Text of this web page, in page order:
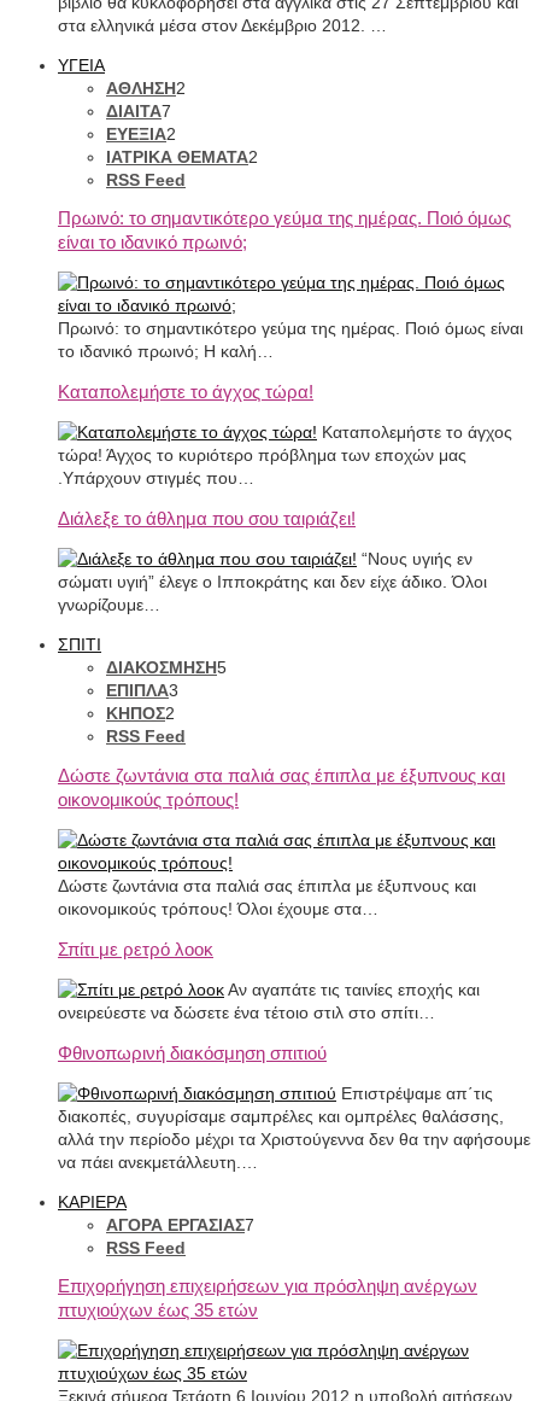
στα ελληνικά μέσα στον Δεκέμβριο 2012. …
ΥΓΕΙΑ
ΑΘΛΗΣΗ2
ΔΙΑΙΤΑ7
ΕΥΕΞΙΑ2
ΙΑΤΡΙΚΑ ΘΕΜΑΤΑ2
RSS Feed
Πρωινό: το σημαντικότερο γεύμα της ημέρας. Ποιό όμως
είναι το ιδανικό πρωινό;
Πρωινό: το σημαντικότερο γεύμα της ημέρας. Ποιό όμως είναι
το ιδανικό πρωινό; Η καλή…
Καταπολεμήστε το άγχος τώρα!
Καταπολεμήστε το άγχος
τώρα! Άγχος το κυριότερο πρόβλημα των εποχών μας
.Υπάρχουν στιγμές που…
Διάλεξε το άθλημα που σου ταιριάζει!
“Νους υγιής εν
σώματι υγιή” έλεγε ο Ιπποκράτης και δεν είχε άδικο. Όλοι
γνωρίζουμε…
ΣΠΙΤΙ
ΔΙΑΚΟΣΜΗΣΗ5
ΕΠΙΠΛΑ3
ΚΗΠΟΣ2
RSS Feed
Δώστε ζωντάνια στα παλιά σας έπιπλα με έξυπνους και
οικονομικούς τρόπους!
Δώστε ζωντάνια στα παλιά σας έπιπλα με έξυπνους και
οικονομικούς τρόπους! Όλοι έχουμε στα…
Σπίτι με ρετρό λοοκ
Αν αγαπάτε τις ταινίες εποχής και
ονειρεύεστε να δώσετε ένα τέτοιο στιλ στο σπίτι…
Φθινοπωρινή διακόσμηση σπιτιού
Επιστρέψαμε απ΄τις
διακοπές, συγυρίσαμε σαμπρέλες και ομπρέλες θαλάσσης,
αλλά την περίοδο μέχρι τα Χριστούγεννα δεν θα την αφήσουμε
να πάει ανεκμετάλλευτη.…
ΚΑΡΙΕΡΑ
ΑΓΟΡΑ ΕΡΓΑΣΙΑΣ7
RSS Feed
Επιχορήγηση επιχειρήσεων για πρόσληψη ανέργων
πτυχιούχων έως 35 ετών
Ξεκινά σήμερα Τετάρτη 6 Ιουνίου 2012 η υποβολή αιτήσεων